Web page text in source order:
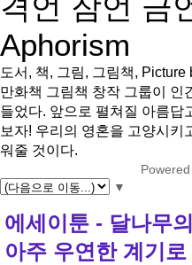
격언 잠언 금
Aphorism
도서, 책, 그림, 그림책, Picture
만화책 그림책 창작 그룹이 인
들었다. 앞으로 펼쳐질 아름답
보자! 우리의 영혼을 고양시키
워줄 것이다.
▼
에세이툰 - 달나무
아주 우연한 계기